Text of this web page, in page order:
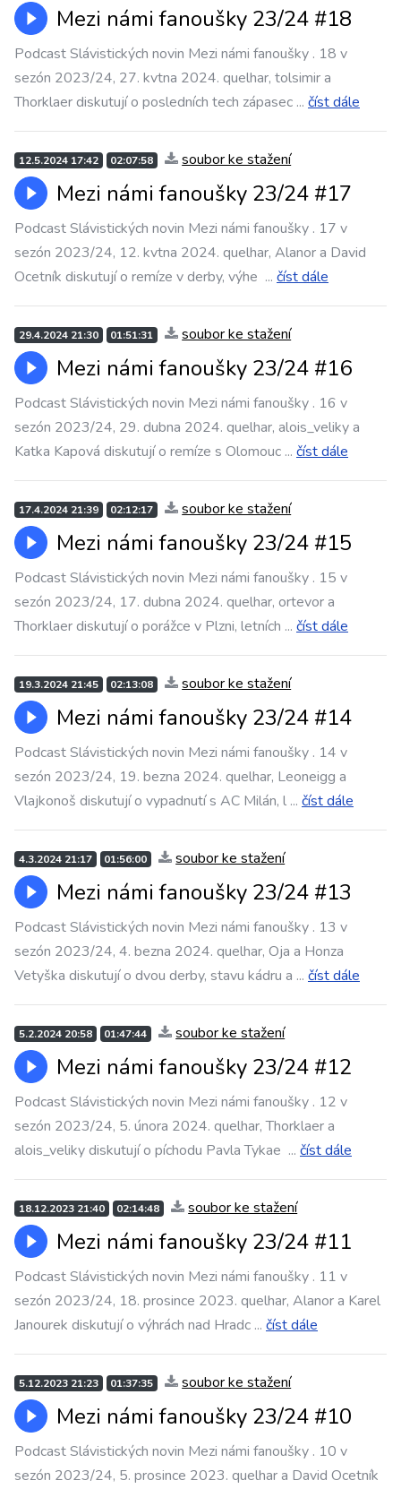
Mezi námi fanoušky 23/24 #18
Podcast Slávistických novin Mezi námi fanoušky . 18 v
sezón 2023/24, 27. kvtna 2024. quelhar, tolsimir a
Thorklaer diskutují o posledních tech zápasec ... číst dále
12.5.2024 17:42 02:07:58 soubor ke stažení
Mezi námi fanoušky 23/24 #17
Podcast Slávistických novin Mezi námi fanoušky . 17 v
sezón 2023/24, 12. kvtna 2024. quelhar, Alanor a David
Ocetník diskutují o remíze v derby, výhe ... číst dále
29.4.2024 21:30 01:51:31 soubor ke stažení
Mezi námi fanoušky 23/24 #16
Podcast Slávistických novin Mezi námi fanoušky . 16 v
sezón 2023/24, 29. dubna 2024. quelhar, alois_veliky a
Katka Kapová diskutují o remíze s Olomouc ... číst dále
17.4.2024 21:39 02:12:17 soubor ke stažení
Mezi námi fanoušky 23/24 #15
Podcast Slávistických novin Mezi námi fanoušky . 15 v
sezón 2023/24, 17. dubna 2024. quelhar, ortevor a
Thorklaer diskutují o porážce v Plzni, letních ... číst dále
19.3.2024 21:45 02:13:08 soubor ke stažení
Mezi námi fanoušky 23/24 #14
Podcast Slávistických novin Mezi námi fanoušky . 14 v
sezón 2023/24, 19. bezna 2024. quelhar, Leoneigg a
Vlajkonoš diskutují o vypadnutí s AC Milán, l ... číst dále
4.3.2024 21:17 01:56:00 soubor ke stažení
Mezi námi fanoušky 23/24 #13
Podcast Slávistických novin Mezi námi fanoušky . 13 v
sezón 2023/24, 4. bezna 2024. quelhar, Oja a Honza
Vetyška diskutují o dvou derby, stavu kádru a ... číst dále
5.2.2024 20:58 01:47:44 soubor ke stažení
Mezi námi fanoušky 23/24 #12
Podcast Slávistických novin Mezi námi fanoušky . 12 v
sezón 2023/24, 5. února 2024. quelhar, Thorklaer a
alois_veliky diskutují o píchodu Pavla Tykae ... číst dále
18.12.2023 21:40 02:14:48 soubor ke stažení
Mezi námi fanoušky 23/24 #11
Podcast Slávistických novin Mezi námi fanoušky . 11 v
sezón 2023/24, 18. prosince 2023. quelhar, Alanor a Karel
Janourek diskutují o výhrách nad Hradc ... číst dále
5.12.2023 21:23 01:37:35 soubor ke stažení
Mezi námi fanoušky 23/24 #10
Podcast Slávistických novin Mezi námi fanoušky . 10 v
sezón 2023/24, 5. prosince 2023. quelhar a David Ocetník